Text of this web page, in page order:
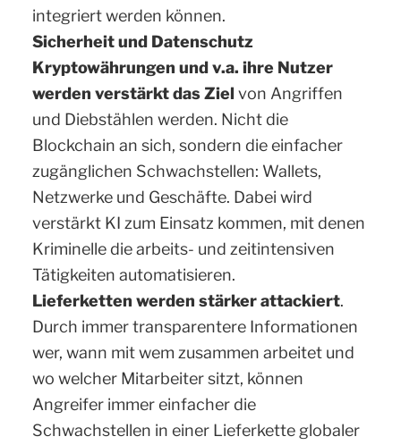
integriert werden können.
Sicherheit und Datenschutz
Kryptowährungen und v.a. ihre Nutzer
werden verstärkt das Ziel von Angriffen
und Diebstählen werden. Nicht die
Blockchain an sich, sondern die einfacher
zugänglichen Schwachstellen: Wallets,
Netzwerke und Geschäfte. Dabei wird
verstärkt KI zum Einsatz kommen, mit denen
Kriminelle die arbeits- und zeitintensiven
Tätigkeiten automatisieren.
Lieferketten werden stärker attackiert.
Durch immer transparentere Informationen
wer, wann mit wem zusammen arbeitet und
wo welcher Mitarbeiter sitzt, können
Angreifer immer einfacher die
Schwachstellen in einer Lieferkette globaler